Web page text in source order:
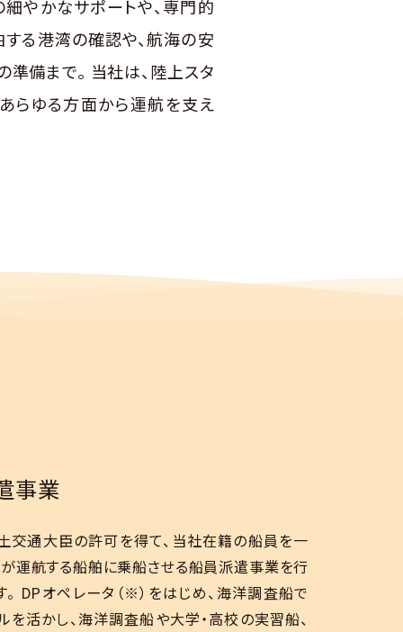
やかなサポートや、専門的
る港湾の確認や、航海の安
備まで。 当社は、陸上スタ
らゆる方面から運航を支え
事業
交通大臣の許可を得て、当社在籍の船員を一
運航する船舶に乗船させる船員派遣事業を行
。 DPオペレータ（※）をはじめ、海洋調査船で
を活かし、海洋調査船や大学・高校の実習船、